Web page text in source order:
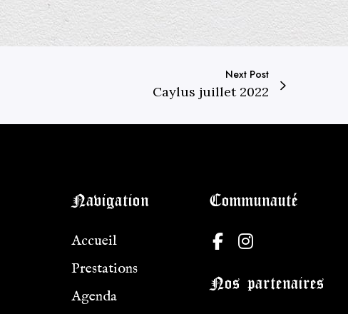
Next Post
Caylus juillet 2022
Navigation
Accueil
Prestations
Agenda
Communauté
F
a
c
e
I
s
t
Nos partenaires